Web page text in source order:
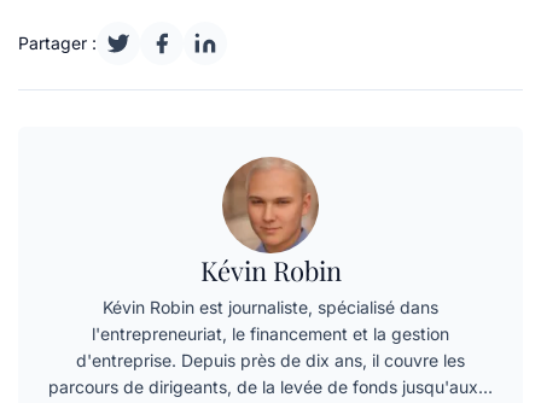
Partager :
Kévin Robin
Kévin Robin est journaliste, spécialisé dans
l'entrepreneuriat, le financement et la gestion
d'entreprise. Depuis près de dix ans, il couvre les
parcours de dirigeants, de la levée de fonds jusqu'aux…